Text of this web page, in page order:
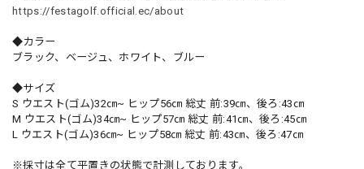
https://festagolf.official.ec/about
◆カラー
ブラック、ベージュ、ホワイト、ブルー
◆サイズ
S ウエスト(ゴム)32㎝~ ヒップ56㎝ 総丈 前:39㎝、後ろ:43㎝
M ウエスト(ゴム)34㎝~ ヒップ57㎝ 総丈 前:41㎝、後ろ:45㎝
L ウエスト(ゴム)36㎝~ ヒップ58㎝ 総丈 前:43㎝、後ろ:47㎝
※採寸は全て平置きの状態で計測しております。